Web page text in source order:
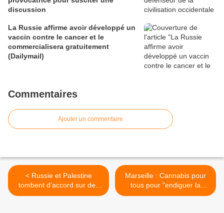
discussion
La Russie affirme avoir développé un
vaccin contre le cancer et le
commercialisera gratuitement
(Dailymail)
Commentaires
Ajouter un commentaire
< Russie et Palestine
tombent d'accord sur des
consultations régulières
Marseille : Cannabis pour
tous pour "endiguer la
violence" >